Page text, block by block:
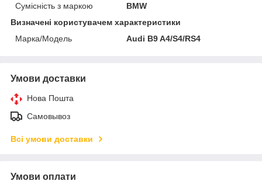
Сумісність з маркою
BMW
Визначені користувачем характеристики
Марка/Модель
Audi B9 A4/S4/RS4
Умови доставки
Нова Пошта
Самовывоз
Всі умови доставки
Умови оплати